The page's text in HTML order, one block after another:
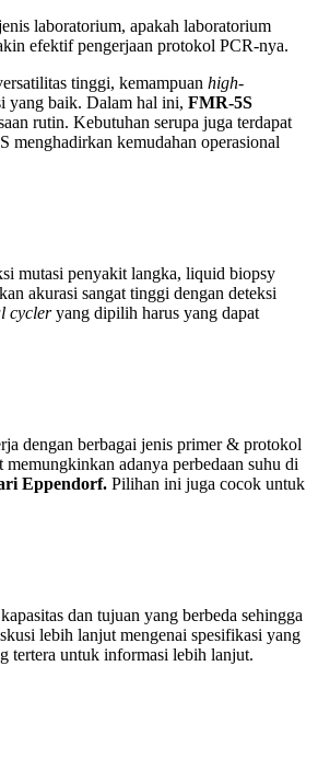
laboratorium, apakah laboratorium
efektif pengerjaan protokol PCR-nya.
tinggi, kemampuan high-
yang baik. Dalam hal ini, FMR-5S
rutin. Kebutuhan serupa juga terdapat
menghadirkan kemudahan operasional
mutasi penyakit langka, liquid biopsy
akurasi sangat tinggi dengan deteksi
cycleryang dipilih harus yang dapat
dengan berbagai jenis primer & protokol
adanya perbedaan suhu di
Eppendorf. Pilihan ini juga cocok untuk
dan tujuan yang berbeda sehingga
lebih lanjut mengenai spesifikasi yang
tertera untuk informasi lebih lanjut.